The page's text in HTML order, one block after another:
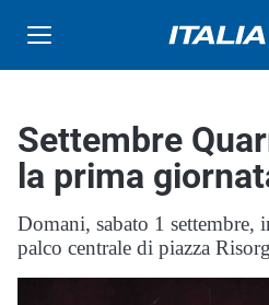
Settembre
la prima
Domani, sabato 1 settembre,
palco centrale di piazza